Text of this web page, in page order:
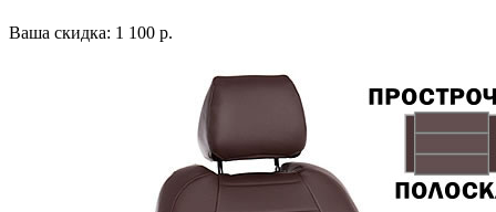
Ваша скидка: 1 100 р.